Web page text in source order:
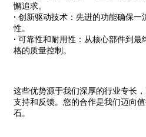
懈追求。
· 创新驱动技术：先进的功能确保
性。
· 可靠性和耐用性：从核心部件到
格的质量控制。
这些优势源于我们深厚的行业专长
支持和反馈。您的合作是我们迈向
石。